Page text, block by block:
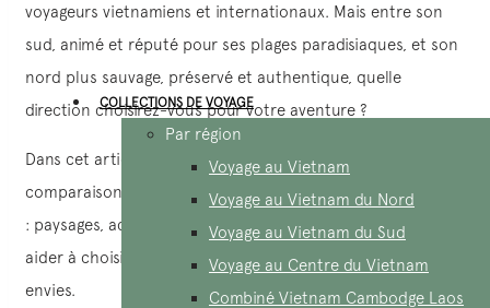
COLLECTIONS DE VOYAGE
Par région
Voyage au Vietnam
Voyage au Vietnam du Nord
Voyage au Vietnam du Sud
Voyage au Centre du Vietnam
Combiné Vietnam Cambodge Laos
voyageurs vietnamiens et internationaux. Mais entre son
sud, animé et réputé pour ses plages paradisiaques, et son
nord plus sauvage, préservé et authentique, quelle
direction choisirez-vous pour votre aventure ?
Dans cet article, AucoeurVietnam vous propose une
comparaison détaillée entre le Sud et le Nord de Phu Quoc
: paysages, activités, climat, types de voyageurs… pour vous
aider à choisir l’itinéraire qui correspond le mieux à vos
envies.